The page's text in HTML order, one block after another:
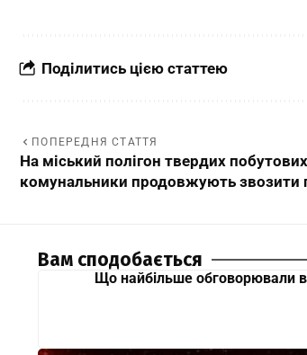
Поділитись цією статтею
ПОПЕРЕДНЯ СТАТТЯ
На міський полігон твердих
комунальники продовжують звозити
Вам сподобається
Що найбільше обговорювали